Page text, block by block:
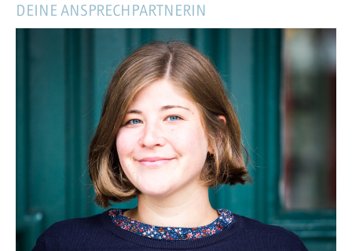
DEINE ANSPRECHPARTNERIN